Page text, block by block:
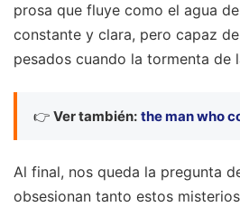
prosa que fluye como el agua
constante y clara, pero capaz
pesados cuando la tormenta de
👉 Ver también: the man who
Al final, nos queda la pregunta
obsesionan tanto estos